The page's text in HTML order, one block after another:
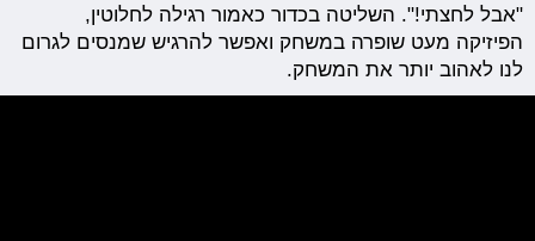
"אבל לחצתי!". השליטה בכדור כאמור רגילה לחלוטין,
הפיזיקה מעט שופרה במשחק ואפשר להרגיש שמנסים לגרום
לנו לאהוב יותר את המשחק.